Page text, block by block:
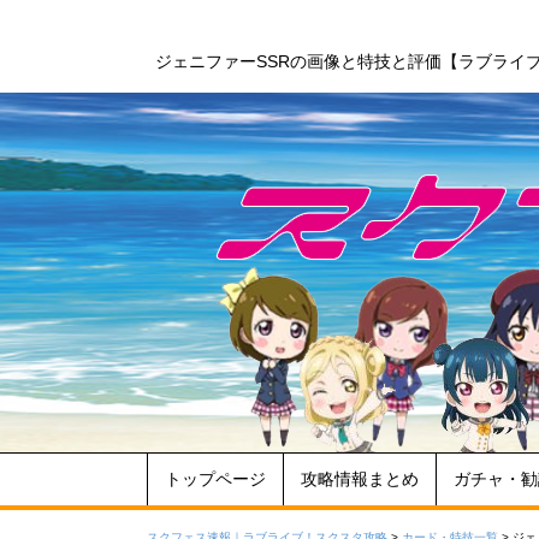
ジェニファーSSRの画像と特技と評価【ラブライ
トップページ 攻略情報まとめ ガチャ・